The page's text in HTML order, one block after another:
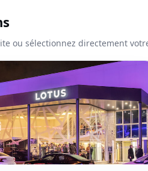
ou sélectionnez directement